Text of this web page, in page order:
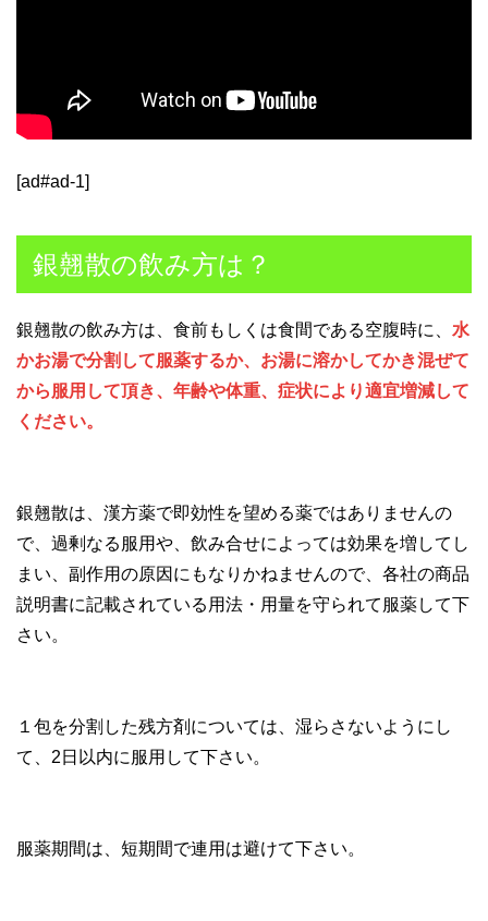
[ad#ad-1]
銀翹散の飲み方は？
銀翹散の飲み方は、食前もしくは食間である空腹時に、 水
かお湯で分割して服薬するか、お湯に溶かしてかき混ぜて
から服用して頂き、年齢や体重、症状により適宜増減して
ください。
銀翹散は、漢方薬で即効性を望める薬ではありませんの
で、過剰なる服用や、飲み合せによっては効果を増してし
まい、副作用の原因にもなりかねませんので、各社の商品
説明書に記載されている用法・用量を守られて服薬して下
さい。
１包を分割した残方剤については、湿らさないようにし
て、2日以内に服用して下さい。
服薬期間は、短期間で連用は避けて下さい。